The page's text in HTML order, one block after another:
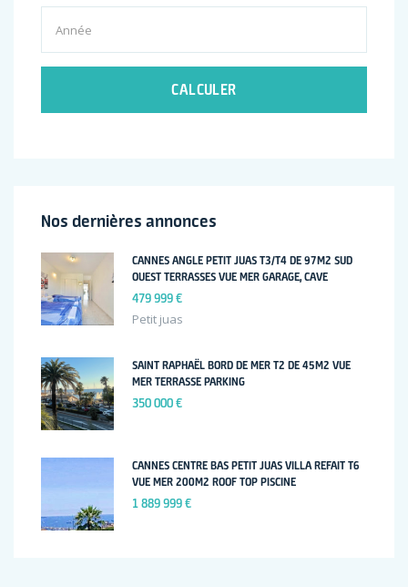
CALCULER
Nos dernières annonces
CANNES ANGLE PETIT JUAS T3/T4 DE 97M2 SUD
OUEST TERRASSES VUE MER GARAGE, CAVE
479 999 €
Petit juas
SAINT RAPHAËL BORD DE MER T2 DE 45M2 VUE
MER TERRASSE PARKING
350 000 €
CANNES CENTRE BAS PETIT JUAS VILLA REFAIT T6
VUE MER 200M2 ROOF TOP PISCINE
1 889 999 €